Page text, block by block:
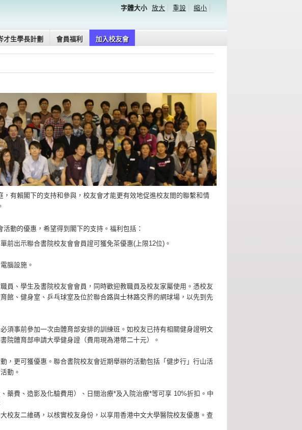
字體大小 放大 重設 縮小
才生學長計劃 會員福利 加入校友會
有賴閣下的支持和參與，校友會才能更有效地促進校友間的聯繫和情
動的優惠，希望得到閣下的支持。福利包括：
前出示聯合書院校友會會員證可獲免茶優惠(上限12位)。
腦設施。
員、學生及書院校友會會員，同時歡迎教職員及校友家屬使用。憑校友
館、健身室、乒乓球室及位於聯合路與士林路交界的網球場，以先到先
須事前參加一次由體育部安排的訓練班。如校友已持有相關健身證明文
院體育部申請大學健身證（費用現為港幣二十元）。
，更可獲優惠。聯合書院校友會近期舉辦的活動包括「健步行」行山活
動。
藥費、造影及化驗費用）、日間治療*及入院治療*等可享 10%折扣。中
校友二維碼，以核實校友身份，以享用香港中文大學醫院校友優惠。查